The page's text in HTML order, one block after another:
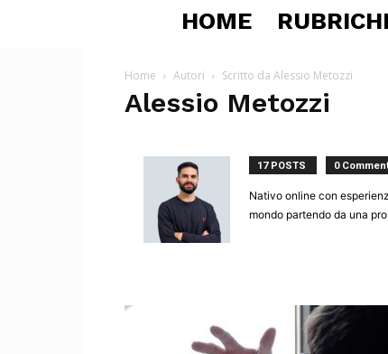
HOME
Home Autori Scritto da Alessio Metozzi
Alessio Metozzi
17 POSTS 0
Nativo online con
mondo partendo da una